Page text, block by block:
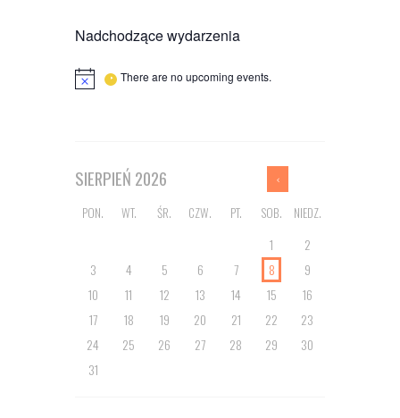
Nadchodzące wydarzenia
There are no upcoming events.
SIERPIEŃ 2026
PON. WT. ŚR. CZW. PT. SOB. NIEDZ.
1
2
3
4 5 6 7 8
9
10
11 12 13 14 15
16
17
18 19 20 21 22
23
24
25 26 27 28 29
30
31